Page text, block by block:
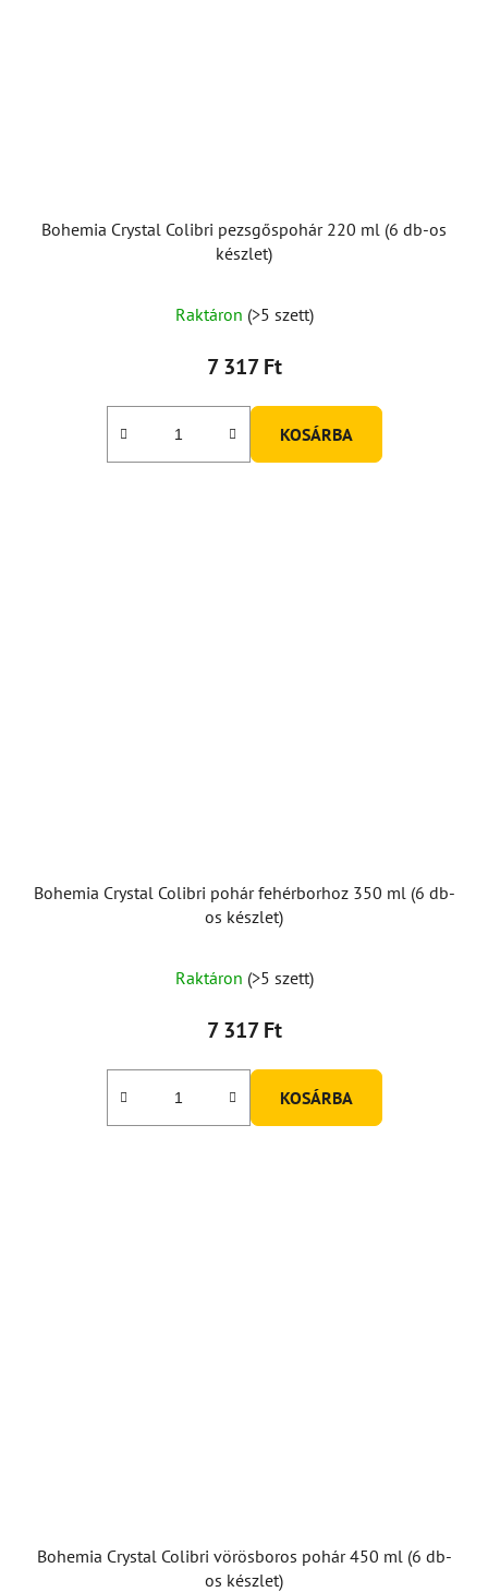
Bohemia Crystal Colibri pezsgőspohár 220 ml (6 db-os
készlet)
Raktáron (>5 szett)
7 317 Ft
KOSÁRBA
Bohemia Crystal Colibri pohár fehérborhoz 350 ml (6 db-
os készlet)
Raktáron (>5 szett)
7 317 Ft
KOSÁRBA
Bohemia Crystal Colibri vörösboros pohár 450 ml (6 db-
os készlet)